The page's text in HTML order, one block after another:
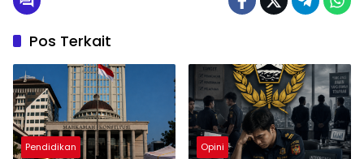
Pos Terkait
Pendidikan Opini